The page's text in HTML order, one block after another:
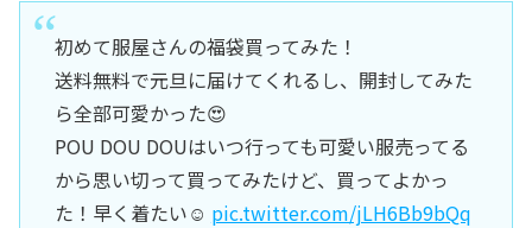
初めて服屋さんの福袋買ってみた！
送料無料で元旦に届けてくれるし、開封してみた
ら全部可愛かった😍
POU DOU DOUはいつ行っても可愛い服売ってる
から思い切って買ってみたけど、買ってよかっ
た！早く着たい☺️ pic.twitter.com/jLH6Bb9bQq